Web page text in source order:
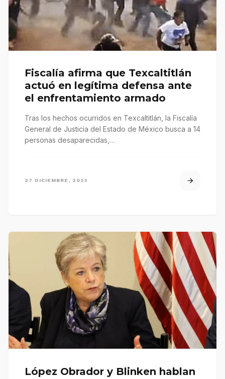
Fiscalía afirma que Texcaltitlán
actuó en legítima defensa ante
el enfrentamiento armado
Tras los hechos ocurridos en Texcaltitlán, la Fiscalía
General de Justicia del Estado de México busca a 14
personas desaparecidas,…
27 DICIEMBRE, 2023
López Obrador y Blinken hablan